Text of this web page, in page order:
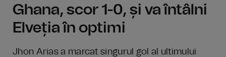
Ghana, scor 1-0, și va întâlni
Elveția în optimi
Jhon Arias a marcat singurul gol al ultimului